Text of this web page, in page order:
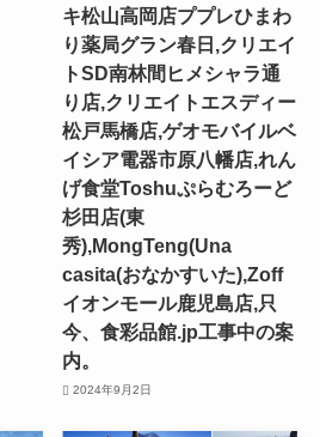
キ松山高岡店ププレひまわ
り薬局グラン春日,クリエイ
トSD南林間ヒメシャラ通
り店,クリエイトエスディー
松戸馬橋店,ゲオモバイルベ
イシア電器市原八幡店,れん
げ食堂Toshuぷらむろーど
杉田店(東
秀),MongTeng(Una
casita(おなかすいた),Zoff
イオンモール鹿児島店,只
今、食彩品館.jp工事中の案
内。
2024年9月2日